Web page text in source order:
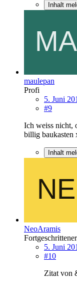
Inhalt
maulepan
Profi
5. Juni
#9
Ich weiss nicht,
billig baukasten
Inhalt
NeoAramis
Fortgeschrittener
5. Juni
#10
Zitat von